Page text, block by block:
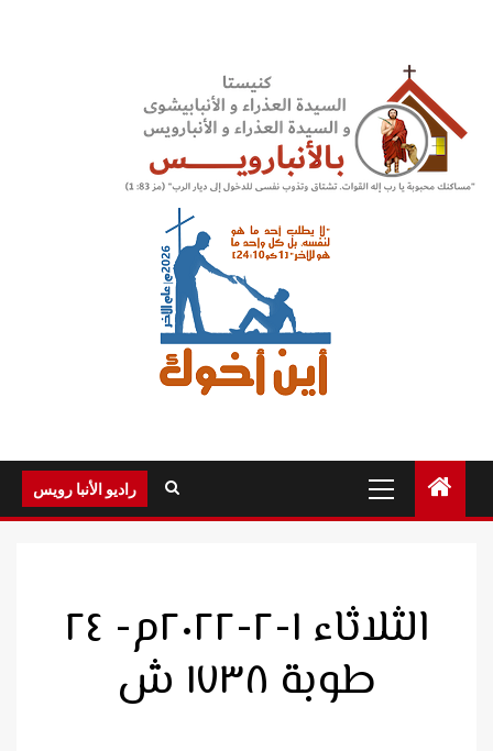
Menu
راديو الأنبا رويس
الثلاثاء ١-٢-٢٠٢٢م- ٢٤
طوبة ١٧٣٨ ش